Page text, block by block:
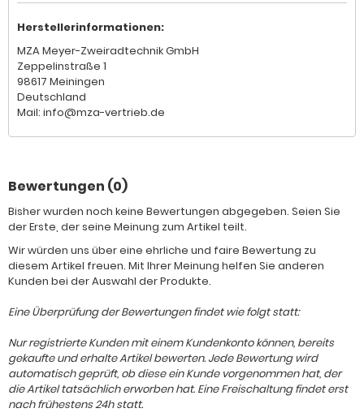
Herstellerinformationen:
MZA Meyer-Zweiradtechnik GmbH
Zeppelinstraße 1
98617 Meiningen
Deutschland
Mail: info@mza-vertrieb.de
Bewertungen (0)
Bisher wurden noch keine Bewertungen abgegeben. Seien Sie
der Erste, der seine Meinung zum Artikel teilt.
Wir würden uns über eine ehrliche und faire Bewertung zu
diesem Artikel freuen. Mit Ihrer Meinung helfen Sie anderen
Kunden bei der Auswahl der Produkte.
Eine Überprüfung der Bewertungen findet wie folgt statt:
Nur registrierte Kunden mit einem Kundenkonto können, bereits
gekaufte und erhalte Artikel bewerten. Jede Bewertung wird
automatisch geprüft, ob diese ein Kunde vorgenommen hat, der
die Artikel tatsächlich erworben hat. Eine Freischaltung findet erst
nach frühestens 24h statt.